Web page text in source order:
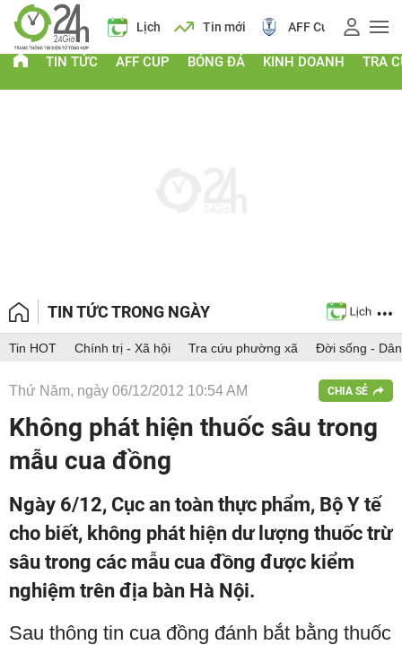
Lịch Tin mới AFF Cup Giá vàng
TIN TỨC AFF CUP BÓNG ĐÁ KINH DOANH TRA
TIN TỨC TRONG NGÀY
Tin HOT Chính trị - Xã hội Tra cứu phường xã Đời sống -
Thứ Năm, ngày 06/12/2012 10:54 AM CHIA SẺ
Không phát hiện thuốc sâu trong
mẫu cua đồng
Ngày 6/12, Cục an toàn thực phẩm, Bộ Y tế
cho biết, không phát hiện dư lượng thuốc trừ
sâu trong các mẫu cua đồng được kiểm
nghiệm trên địa bàn Hà Nội.
Sau thông tin cua đồng đánh bắt bằng thuốc